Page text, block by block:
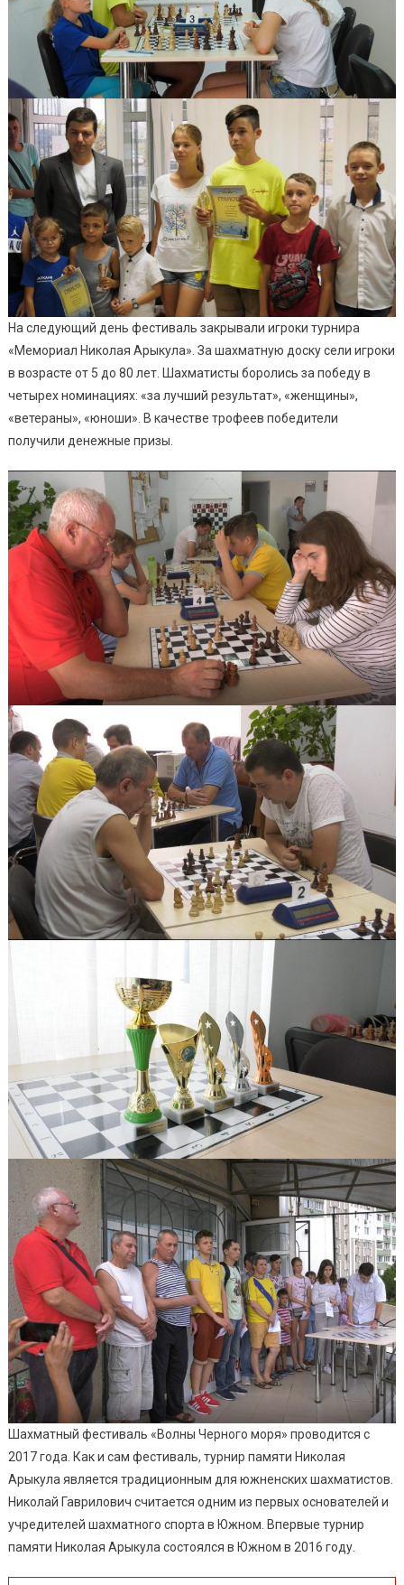
На следующий день фестиваль закрывали игроки турнира
«Мемориал Николая Арыкула». За шахматную доску сели игроки
в возрасте от 5 до 80 лет. Шахматисты боролись за победу в
четырех номинациях: «за лучший результат», «женщины»,
«ветераны», «юноши». В качестве трофеев победители
получили денежные призы.
Шахматный фестиваль «Волны Черного моря» проводится с
2017 года. Как и сам фестиваль, турнир памяти Николая
Арыкула является традиционным для южненских шахматистов.
Николай Гаврилович считается одним из первых основателей и
учредителей шахматного спорта в Южном. Впервые турнир
памяти Николая Арыкула состоялся в Южном в 2016 году.